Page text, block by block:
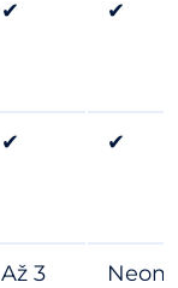
✔ ✔
✔ ✔
Až 3